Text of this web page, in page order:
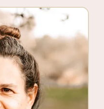
בלוג
חנות
צרי קשר